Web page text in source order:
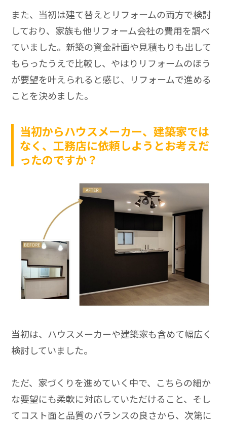
また、当初は建て替えとリフォームの両方で検討
しており、家族も他リフォーム会社の費用を調べ
ていました。新築の資金計画や見積もりも出して
もらったうえで比較し、やはりリフォームのほう
が要望を叶えられると感じ、リフォームで進める
ことを決めました。
当初からハウスメーカー、建築家では
なく、工務店に依頼しようとお考えだ
ったのですか？
当初は、ハウスメーカーや建築家も含めて幅広く
検討していました。
ただ、家づくりを進めていく中で、こちらの細か
な要望にも柔軟に対応していただけること、そし
てコスト面と品質のバランスの良さから、次第に